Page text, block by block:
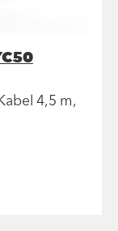
4,5 m,